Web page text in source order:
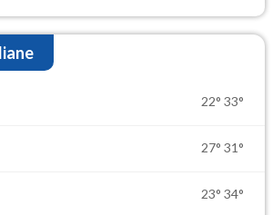
22° 33°
27° 31°
23° 34°